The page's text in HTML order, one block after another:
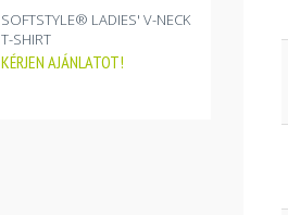
SOFTSTYLE® LADIES' V-NECK
T-SHIRT
KÉRJEN AJÁNLATOT!